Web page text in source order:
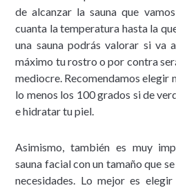
de alcanzar la sauna que
cuanta la temperatura hasta la
una sauna podrás valorar si va
máximo tu rostro o por contra
mediocre. Recomendamos elegir
lo menos los 100 grados si de
e hidratar tu piel.
Asimismo, también es muy
sauna facial con un tamaño que
necesidades. Lo mejor es